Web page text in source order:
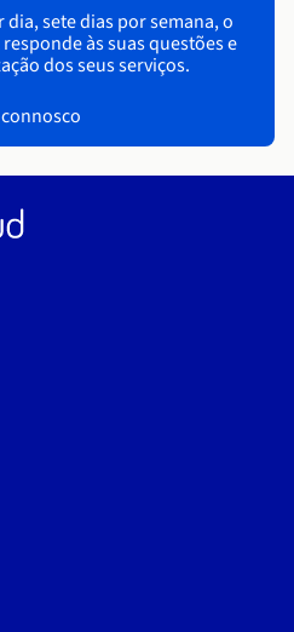
sete dias por semana, o
às suas questões e
dos seus serviços.